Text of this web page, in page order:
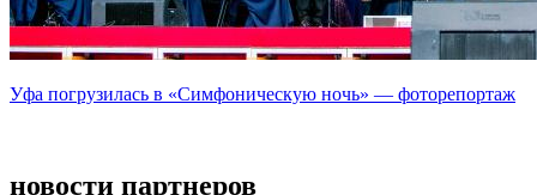
Уфа погрузилась в «Симфоническую ночь» — фоторепортаж
новости партнеров